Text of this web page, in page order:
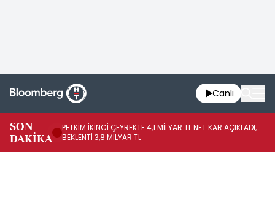
Canlı
SON
DAKİKA
PETKİM İKİNCİ ÇEYREKTE 4,1 MİLYAR TL NET KAR AÇIKLADI,
BEKLENTİ 3,8 MİLYAR TL